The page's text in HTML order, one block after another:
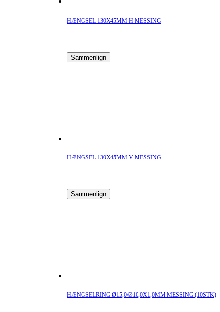
HÆNGSEL 130X45MM H MESSING
Sammenlign
HÆNGSEL 130X45MM V MESSING
Sammenlign
HÆNGSELRING Ø15,0/Ø10,0X1,0MM MESSING (10STK)